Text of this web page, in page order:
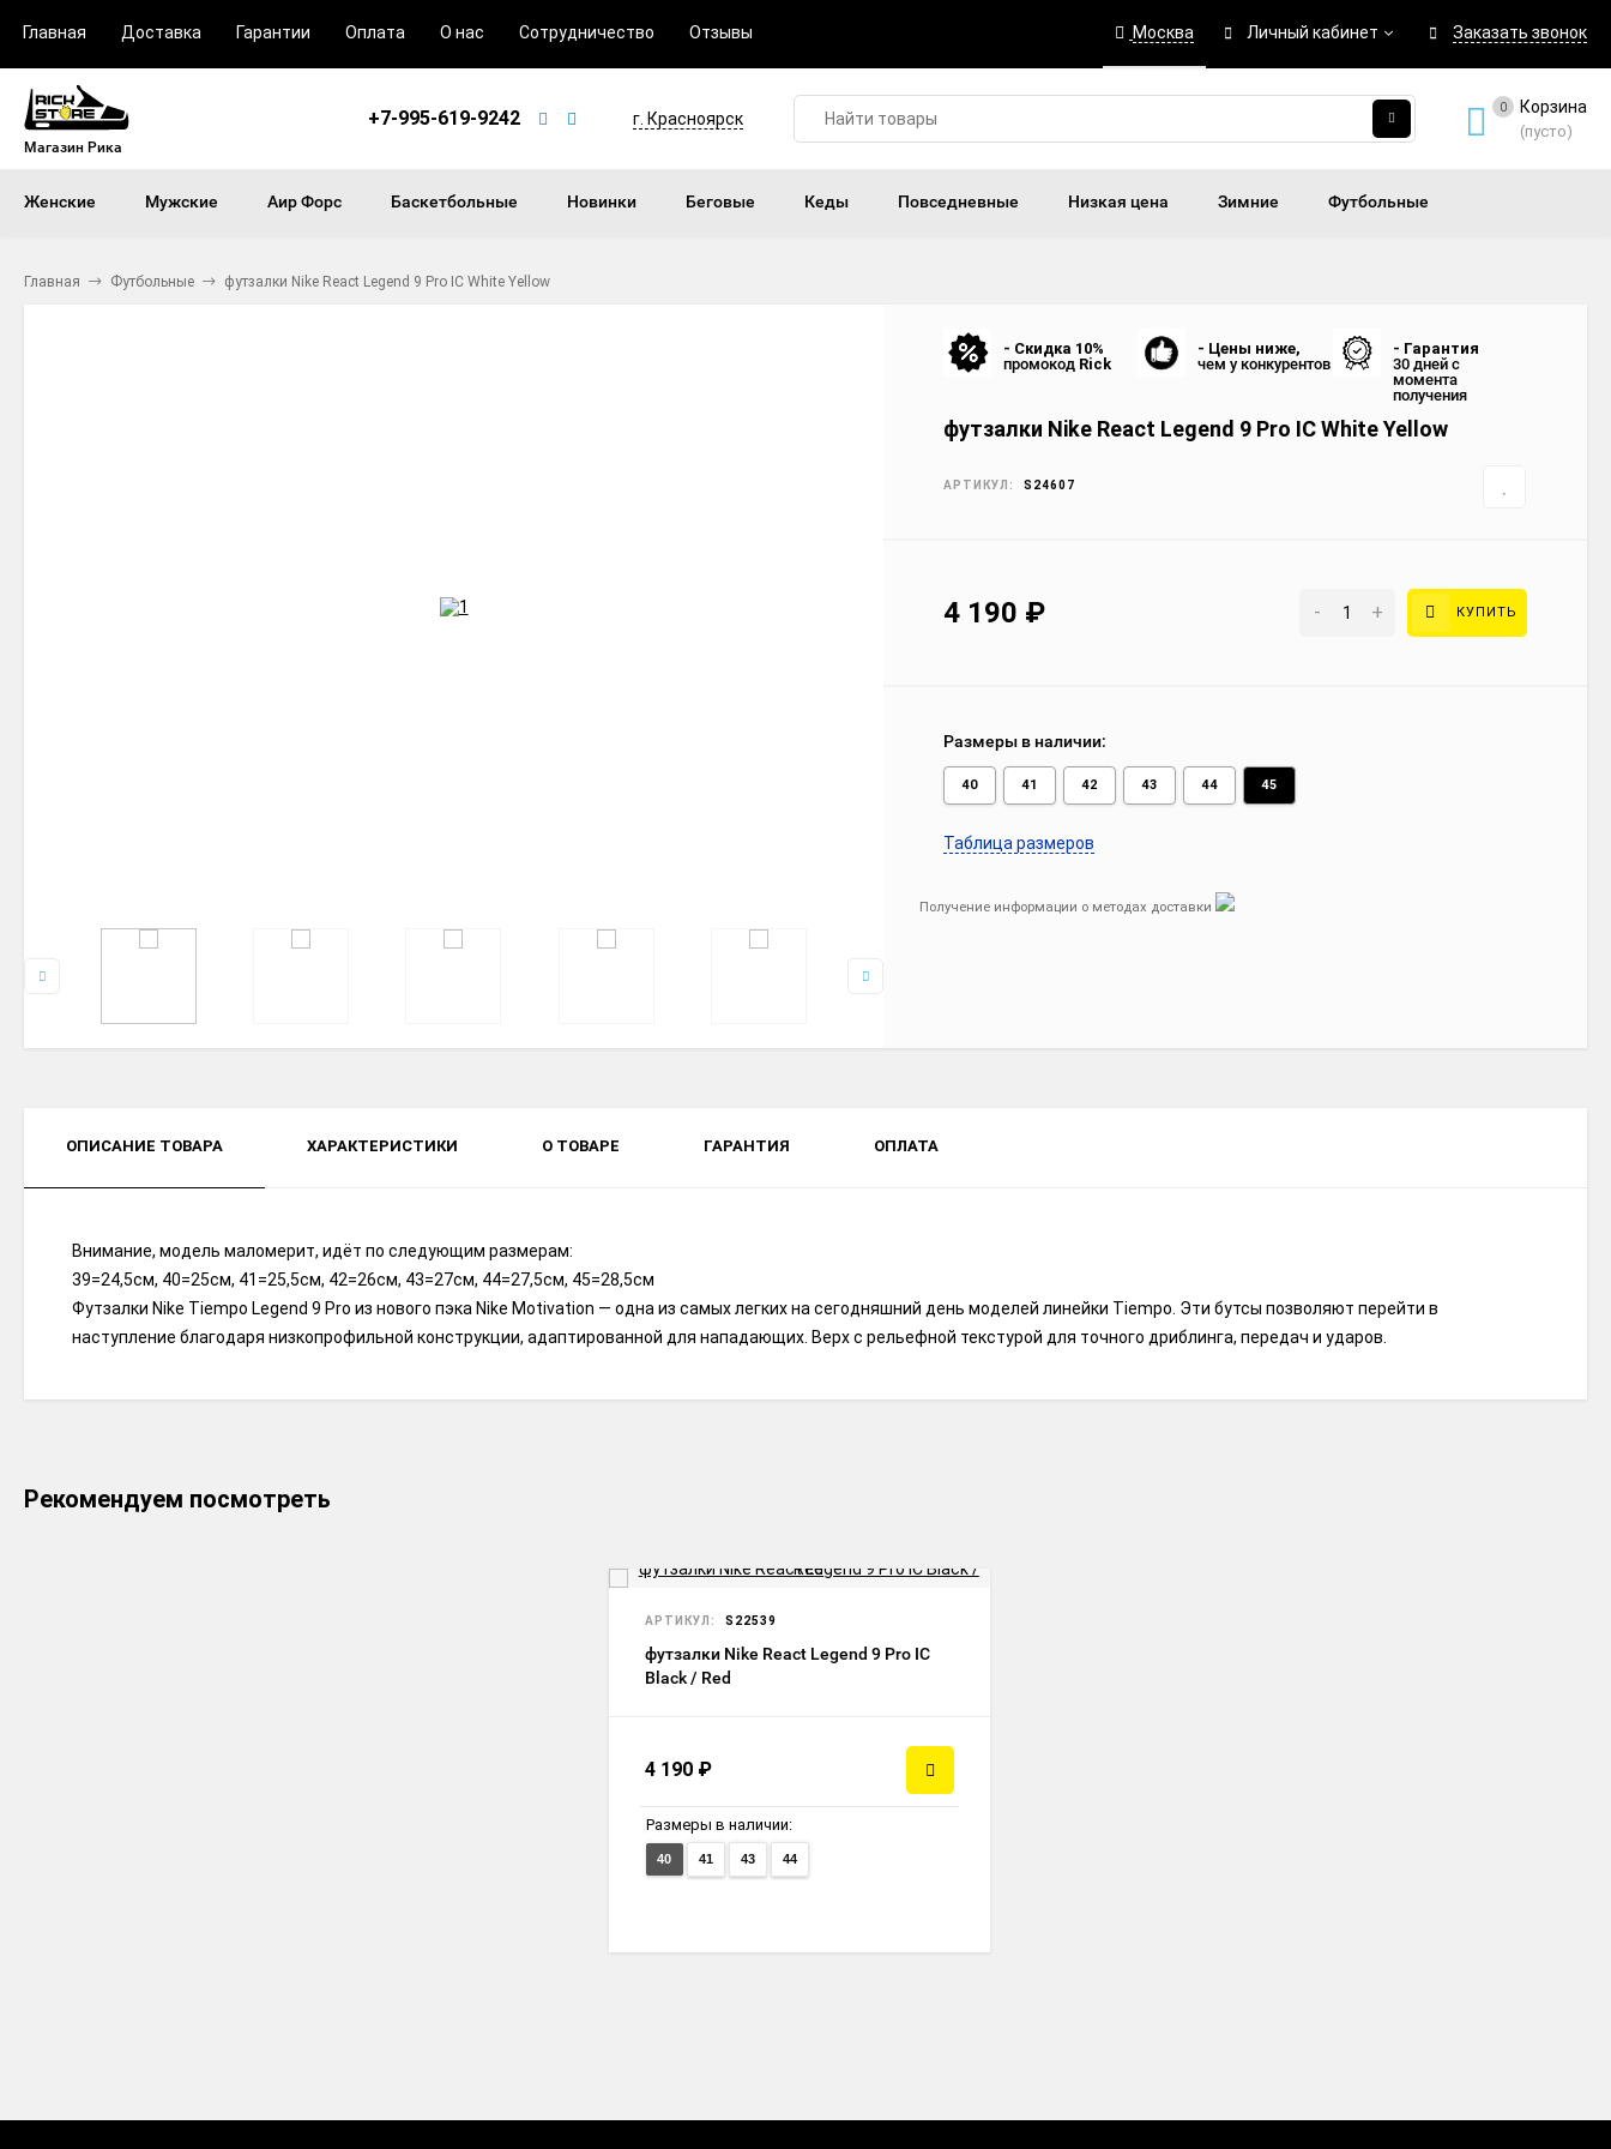
Москва Личный кабинет Заказать звонок
Главная Доставка Гарантии Оплата О нас Сотрудничество Отзывы
Магазин Рика
+7-995-619-9242 г. Красноярск
0 Корзина
(пусто)
Женские Мужские Аир Форс Баскетбольные Новинки Беговые Кеды Повседневные Низкая цена Зимние Футбольные
Главная Футбольные футзалки Nike React Legend 9 Pro IC White Yellow
- Скидка 10%
промокод Rick
- Цены ниже,
чем у конкурентов
- Гарантия
30 дней с
момента
получения
футзалки Nike React Legend 9 Pro IC White Yellow
АРТИКУЛ: S24607
4 190 ₽ - + КУПИТЬ
Размеры в наличии:
40 41 42 43 44 45
Таблица размеров
Получение информации о методах доставки
ОПИСАНИЕ ТОВАРА ХАРАКТЕРИСТИКИ О ТОВАРЕ ГАРАНТИЯ ОПЛАТА
Внимание, модель маломерит, идёт по следующим размерам:
39=24,5см, 40=25см, 41=25,5см, 42=26см, 43=27см, 44=27,5см, 45=28,5см
Футзалки Nike Tiempo Legend 9 Pro из нового пэка Nike Motivation — одна из самых легких на сегодняшний день моделей линейки Tiempo. Эти бутсы позволяют перейти в
наступление благодаря низкопрофильной конструкции, адаптированной для нападающих. Верх с рельефной текстурой для точного дриблинга, передач и ударов.
Рекомендуем посмотреть
АРТИКУЛ: S22539
футзалки Nike React Legend 9 Pro IC
Black / Red
4 190 ₽
Размеры в наличии:
40 41 43 44